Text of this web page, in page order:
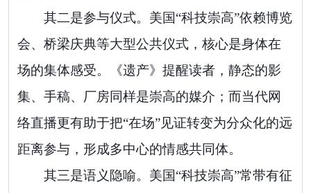
其二是参与仪式。美国“科技崇高”依赖博览
会、桥梁庆典等大型公共仪式，核心是身体在
场的集体感受。《遗产》提醒读者，静态的影
集、手稿、厂房同样是崇高的媒介；而当代网
络直播更有助于把“在场”见证转变为分众化的远
距离参与，形成多中心的情感共同体。
其三是语义隐喻。美国“科技崇高”常带有征